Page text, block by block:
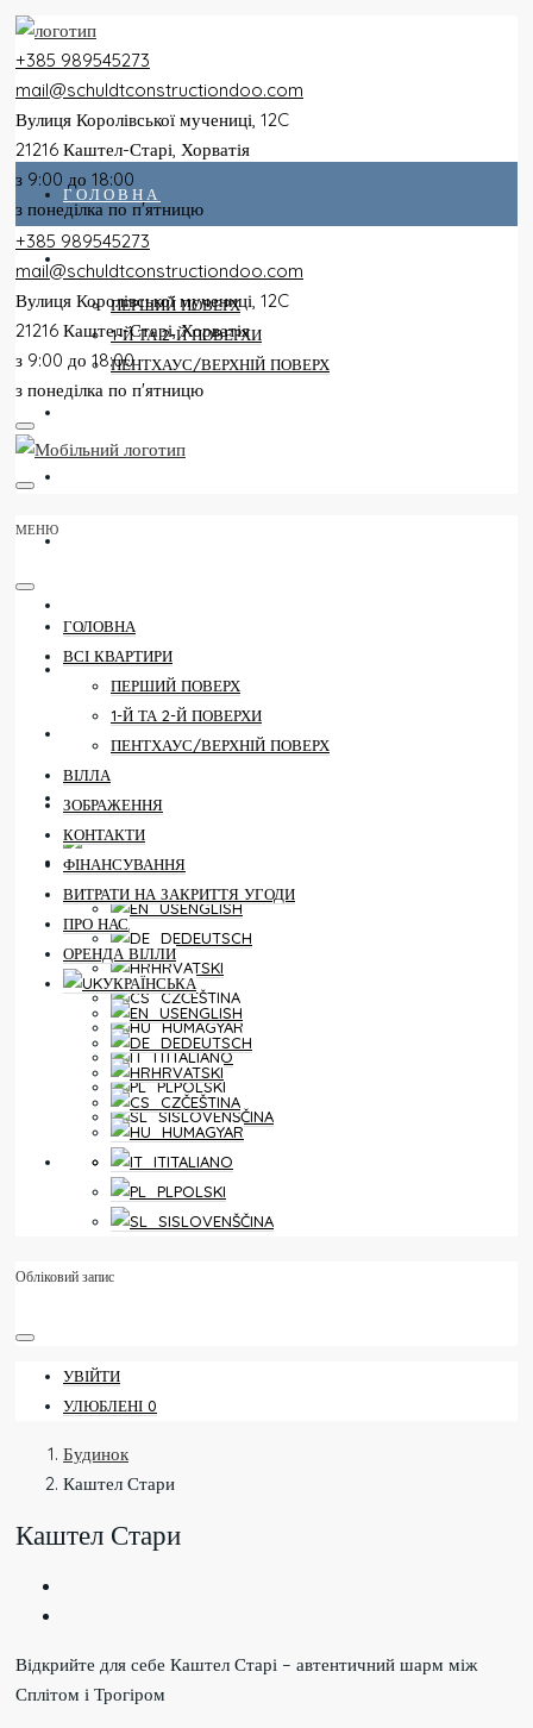
+385 989545273
mail@schuldtconstructiondoo.com
Вулиця Королівської мучениці, 12C
21216 Каштел-Старі, Хорватія
з 9:00 до 18:00
з понеділка по п'ятницю
ГОЛОВНА
ПЕРШИЙ ПОВЕРХ
1-Й ТА 2-Й ПОВЕРХИ
ПЕНТХАУС/ВЕРХНІЙ ПОВЕРХ
ВИТРАТИ НА ЗАКРИТТЯ УГОДИ
ОРЕНДА ВІЛЛИ
УКРАЇНСЬКА
ENGLISH
DEUTSCH
HRVATSKI
ČEŠTINA
MAGYAR
ITALIANO
POLSKI
SLOVENŠČINA
УЛЮБЛЕНІ 0
+385 989545273
mail@schuldtconstructiondoo.com
Вулиця Королівської мучениці, 12C
21216 Каштел-Старі, Хорватія
з 9:00 до 18:00
з понеділка по п'ятницю
МЕНЮ
ГОЛОВНА
ВСІ КВАРТИРИ
ПЕРШИЙ ПОВЕРХ
1-Й ТА 2-Й ПОВЕРХИ
ПЕНТХАУС/ВЕРХНІЙ ПОВЕРХ
ВІЛЛА
ЗОБРАЖЕННЯ
КОНТАКТИ
ФІНАНСУВАННЯ
ВИТРАТИ НА ЗАКРИТТЯ УГОДИ
ПРО НАС
ОРЕНДА ВІЛЛИ
УКРАЇНСЬКА
ENGLISH
DEUTSCH
HRVATSKI
ČEŠTINA
MAGYAR
ITALIANO
POLSKI
SLOVENŠČINA
Обліковий запис
УВІЙТИ
УЛЮБЛЕНІ 0
Будинок
Каштел Стари
Каштел Стари
Відкрийте для себе Каштел Старі – автентичний шарм між
Сплітом і Трогіром